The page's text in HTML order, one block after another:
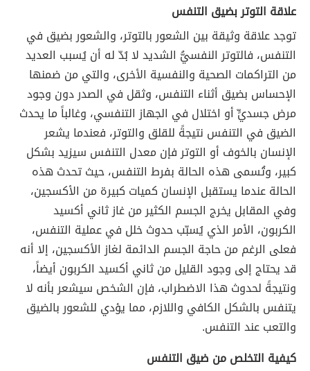
علاقة التوتر بضيق التنفس
توجد علاقة وثيقة بين الشعور بالتوتر، والشعور بضيق في
التنفس، فالتوتر النفسيُّ الشديد لا بُدّ له أن يُسبب العديد
من التراكمات الصحية والنفسية الأخرى، والتي من ضمنها
الإحساس بضيق أثناء التنفس، وثقل في الصدر دون وجود
مرض جسديٍّ أو اختلال في الجهاز التنفسي، وغالباً ما يحدث
الضيق في التنفس نتيجةً للقلق والتوتر، فعندما يشعر
الإنسان بالخوف أو التوتر فإن معدل التنفس سيزيد بشكل
كبير، وتُسمى هذه الحالة بفرط التنفس، حيث تحدث هذه
الحالة عندما يستقبل الإنسان كميات كبيرة من الأكسجين،
وفي المقابل يخرج الجسم الكثير من غاز ثاني أكسيد
الكربون، الأمر الذي يُسبّب حدوث خلل في عملية التنفس،
فعلى الرغم من حاجة الجسم الدائمة لغاز الأكسجين، إلا أنه
قد يحتاج إلى وجود القليل من ثاني أكسيد الكربون أيضاً،
ونتيجةً لحدوث هذا الاضطراب، فإن الشخص سيشعر بأنه لا
يتنفس بالشكل الكافي واللازم، مما يؤدي للشعور بالضيق
والتعب عند التنفس.
كيفية التخلص من ضيق التنفس